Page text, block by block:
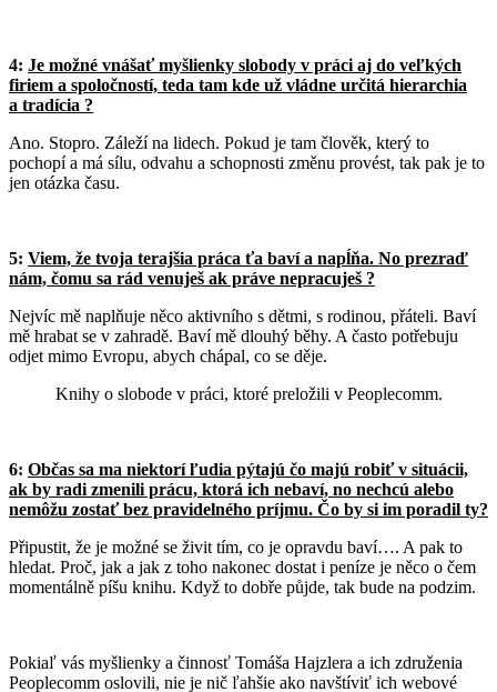
4: Je možné vnášať myšlienky slobody v práci aj do veľkých
firiem a spoločností, teda tam kde už vládne určitá hierarchia
a tradícia ?
Ano. Stopro. Záleží na lidech. Pokud je tam člověk, který to
pochopí a má sílu, odvahu a schopnosti změnu provést, tak pak je to
jen otázka času.
5: Viem, že tvoja terajšia práca ťa baví a napĺňa. No prezraď
nám, čomu sa rád venuješ ak práve nepracuješ ?
Nejvíc mě naplňuje něco aktivního s dětmi, s rodinou, přáteli. Baví
mě hrabat se v zahradě. Baví mě dlouhý běhy. A často potřebuju
odjet mimo Evropu, abych chápal, co se děje.
Knihy o slobode v práci, ktoré preložili v Peoplecomm.
6: Občas sa ma niektorí ľudia pýtajú čo majú robiť v situácii,
ak by radi zmenili prácu, ktorá ich nebaví, no nechcú alebo
nemôžu zostať bez pravidelného príjmu. Čo by si im poradil ty?
Připustit, že je možné se živit tím, co je opravdu baví…. A pak to
hledat. Proč, jak a jak z toho nakonec dostat i peníze je něco o čem
momentálně píšu knihu. Když to dobře půjde, tak bude na podzim.
Pokiaľ vás myšlienky a činnosť Tomáša Hajzlera a ich združenia
Peoplecomm oslovili, nie je nič ľahšie ako navštíviť ich webové